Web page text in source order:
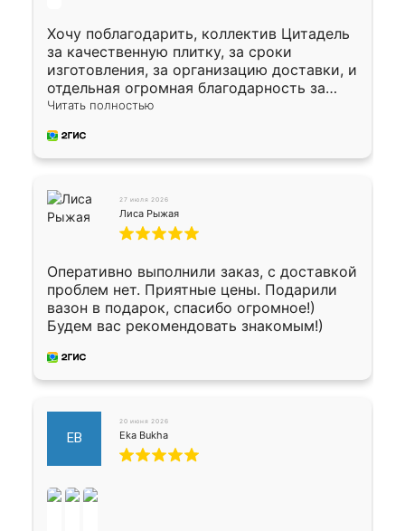
Хочу поблагодарить, коллектив Цитадель
за качественную плитку, за сроки
изготовления, за организацию доставки, и
отдельная огромная благодарность за
укладку плитки Оганесу, за два дня 70 кв,
Читать полностью
27 июля 2026
Лиса Рыжая
Оперативно выполнили заказ, с доставкой
проблем нет. Приятные цены. Подарили
вазон в подарок, спасибо огромное!)
Будем вас рекомендовать знакомым!)
EB
20 июня 2026
Eka Bukha